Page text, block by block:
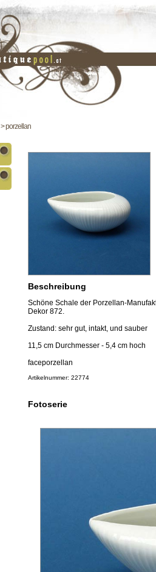
> porzellan
Beschreibung
Schöne Schale der Porzellan-
Dekor 872.
Zustand: sehr gut, intakt, und sauber
11,5 cm Durchmesser - 5,4 cm hoch
faceporzellan
Artikelnummer: 22774
Fotoserie